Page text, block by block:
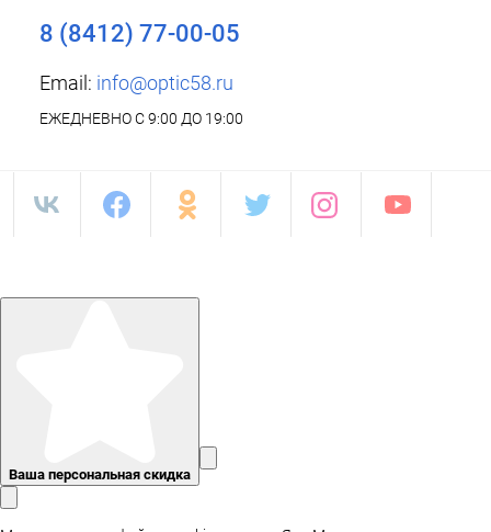
8 (8412) 77-00-05
Email: info@optic58.ru
ЕЖЕДНЕВНО С 9:00 ДО 19:00
Ваша персональная скидка